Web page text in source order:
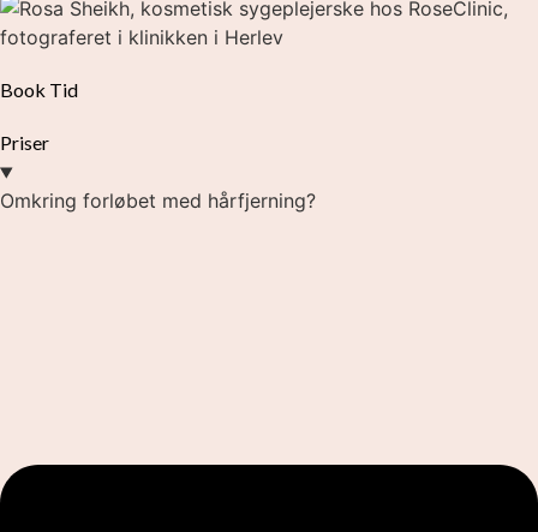
Book Tid
Priser
Omkring forløbet med hårfjerning?